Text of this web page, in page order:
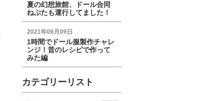
夏の幻想旅館、ドール合同
ねぷたも運行してました！
2021年06月09日
1時間でドール服製作チャレ
ンジ！昔のレシピで作って
みた編
カテゴリーリスト